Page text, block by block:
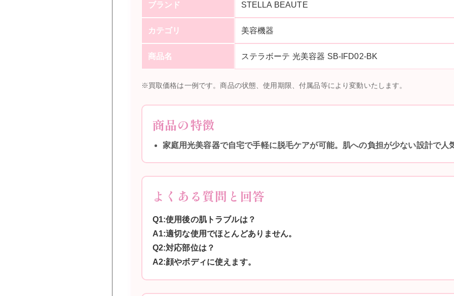
ブランド STELLA BEAUTE
カテゴリ 美容機器
商品名 ステラボーテ 光美容器 SB-IFD02-BK
※買取価格は一例です。商品の状態、使用期限、付属品等により変動いたします。
商品の特徴
家庭用光美容器で自宅で手軽に脱毛ケアが可能。肌への負担が少ない設計で人
よくある質問と回答
Q1:使用後の肌トラブルは？
A1:適切な使用でほとんどありません。
Q2:対応部位は？
A2:顔やボディに使えます。